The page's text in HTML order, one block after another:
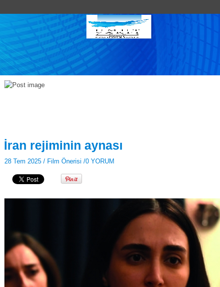
İran rejiminin aynası
28 Tem 2025 / Film Önerisi /0 YORUM